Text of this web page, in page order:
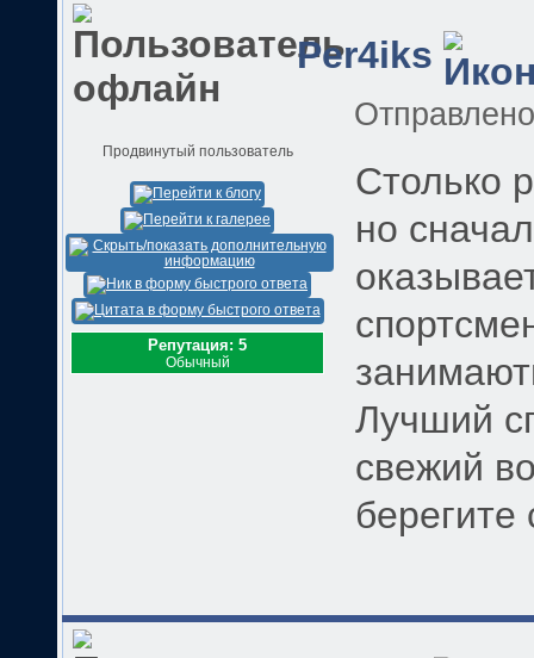
Per4iks
Продвинутый пользователь
Репутация: 5
Обычный
Столько
но
Лучший
свежий
берегите